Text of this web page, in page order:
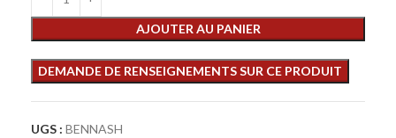
AJOUTER AU PANIER
UGS : BENNASH